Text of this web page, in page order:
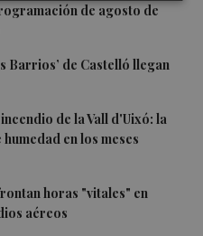
de agosto de
Barrios’ de Castelló llegan
de la Vall d'Uixó: la
en los meses
horas "vitales" en
aéreos